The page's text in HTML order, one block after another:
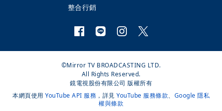
整合行銷
©Mirror TV BROADCASTING LTD.
All Rights Reserved.
鏡電視股份有限公司 版權所有
本網頁使用 YouTube API 服務 ，詳見 YouTube 服務條款、 Google 隱私
權與條款